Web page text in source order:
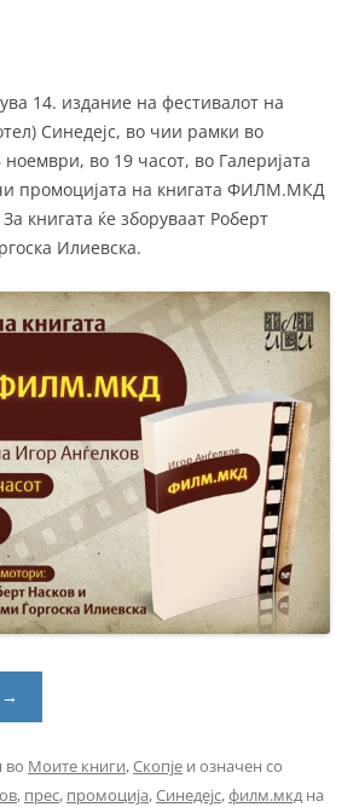
14. издание на фестивалот на
Синедејс, во чии рамки во
во 19 часот, во Галеријата
промоцијата на книгата ФИЛМ.МКД
книгата ќе зборуваат Роберт
Илиевска.
→
во Моите книги,Скопје и означен со
, прес, промоција,Синедејс,филм.мкдна